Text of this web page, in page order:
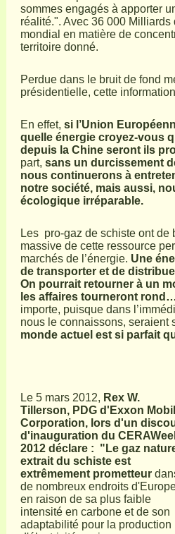
sommes engagés à apporter
réalité.". Avec 36 000
mondial en matière de
territoire donné.
Perdue dans le bruit de fond
présidentielle, cette
En effet,si l’Union
quelle énergie croyez-vous
depuis la Chine seront ils
part,sans un durcissement
nous continuerons à
notre société, mais aussi,
écologique irréparable.
Les pro-gaz de schiste ont de
massive de cette ressource
marchés de l’énergie. Une
de transporter et de
On pourrait retourner à un
les affaires tourneront
importe, puisque dans
nous le connaissons,
monde actuel est si parfait
Le 5 mars 2012, Rex W.
Tillerson, PDG d'Exxon
Corporation, lors d'un
d'inauguration du
2012 déclare : "Le gaz
extrait du schiste est
extrêmement prometteur
de nombreux endroits
en raison de sa plus faible
intensité en carbone et de son
adaptabilité pour la production